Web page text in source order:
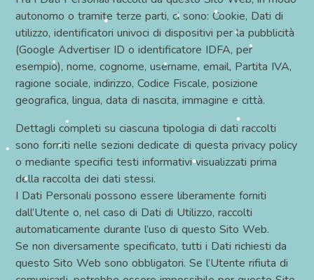
autonomo o tramite terze parti, ci sono: Cookie, Dati di
utilizzo, identificatori univoci di dispositivi per la pubblicità
(Google Advertiser ID o identificatore IDFA, per
esempio), nome, cognome, username, email, Partita IVA,
ragione sociale, indirizzo, Codice Fiscale, posizione
geografica, lingua, data di nascita, immagine e città.
Dettagli completi su ciascuna tipologia di dati raccolti
sono forniti nelle sezioni dedicate di questa privacy policy
o mediante specifici testi informativi visualizzati prima
della raccolta dei dati stessi.
I Dati Personali possono essere liberamente forniti
dall’Utente o, nel caso di Dati di Utilizzo, raccolti
automaticamente durante l’uso di questo Sito Web.
Se non diversamente specificato, tutti i Dati richiesti da
questo Sito Web sono obbligatori. Se l’Utente rifiuta di
•
•
•
•
•
•
•
•
•
•
•